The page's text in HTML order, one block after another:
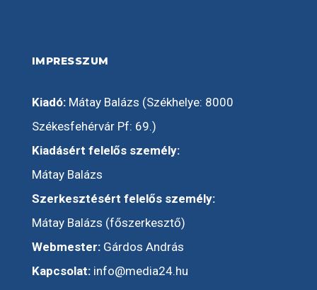
IMPRESSZUM
Kiadó:Mátay Balázs (Székhelye: 8000
Székesfehérvár Pf: 69.)
Kiadásért felelős személy:
Mátay Balázs
Szerkesztésért felelős személy:
Mátay Balázs (főszerkesztő)
Webmester:Gárdos András
Kapcsolat: info@media24.hu